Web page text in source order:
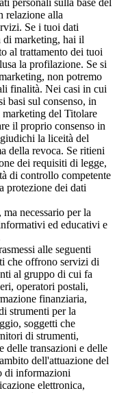
personali sulla base del
relazione alla
Se i tuoi dati
di marketing, hai il
al trattamento dei tuoi
la profilazione. Se si
non potremo
finalità. Nei casi in cui
basi sul consenso, in
del Titolare
il proprio consenso in
la liceità del
della revoca. Se ritieni
dei requisiti di legge,
di controllo competente
protezione dei dati
necessario per la
ed educativi e
alle seguenti
che offrono servizi di
al gruppo di cui fa
operatori postali,
finanziaria,
strumenti per la
soggetti che
di strumenti,
delle transazioni e delle
dell'attuazione del
di informazioni
elettronica,